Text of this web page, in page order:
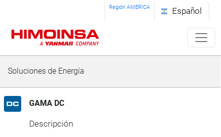
Región AMERICA Español
Soluciones de Energía
GAMA DC
Descripción